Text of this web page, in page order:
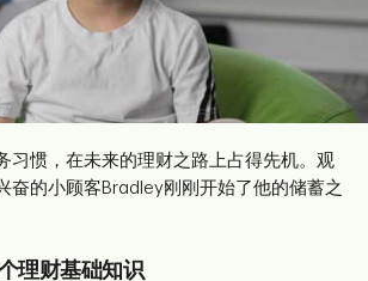
习惯，在未来的理财之路上占得先机。观
奋的小顾客Bradley刚刚开始了他的储蓄之
理财基础知识